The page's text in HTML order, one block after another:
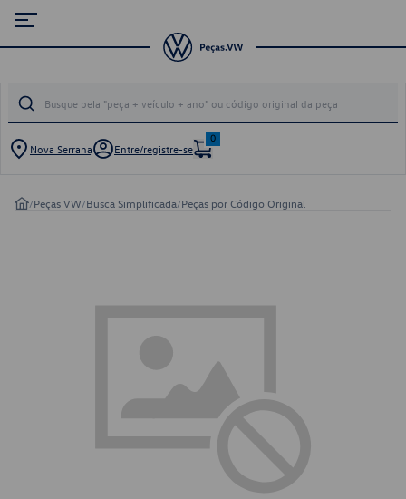
Nova Serrana Entre/registre-se
0
/Peças VW/Busca Simplificada/Peças por Código Original